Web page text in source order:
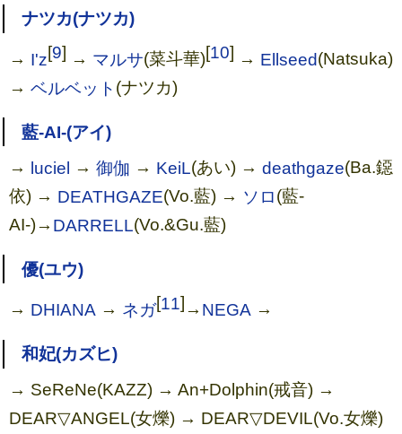
ナツカ(ナツカ)
→ I'z[9] → マルサ(菜斗華)[10] → Ellseed(Natsuka)
→ベルベット (ナツカ)
藍-AI-(アイ)
→ luciel →御伽 → KeiL(あい) →deathgaze(Ba.鐚
依) → DEATHGAZE(Vo.藍) → ソロ(藍-
AI-)→ DARRELL(Vo.&Gu.藍)
優(ユウ)
→ DHIANA → ネガ[11] → NEGA →
和妃(カズヒ)
→ SeReNe(KAZZ) → An+Dolphin(戒音) →
DEAR▽ANGEL(女爍) → DEAR▽DEVIL(Vo.女爍)